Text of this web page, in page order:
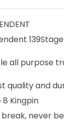
139Stage
all purpose
quality and
8 Kingpin
never